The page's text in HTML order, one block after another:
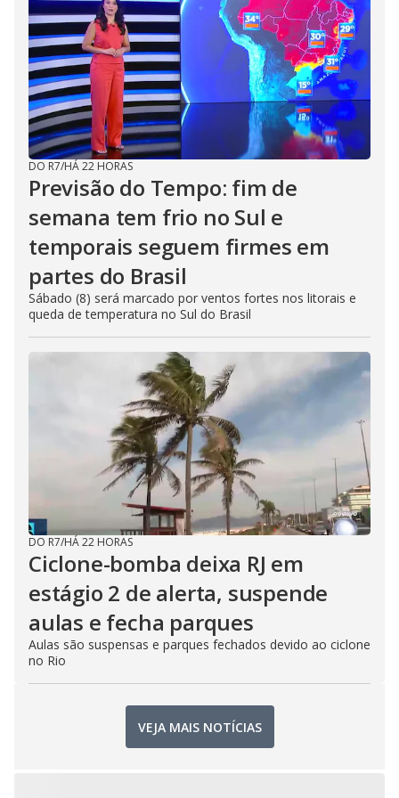
DO R7/HÁ 22 HORAS
Previsão do Tempo: fim de
semana tem frio no Sul e
temporais seguem firmes em
partes do Brasil
Sábado (8) será marcado por ventos fortes nos litorais e
queda de temperatura no Sul do Brasil
DO R7/HÁ 22 HORAS
Ciclone-bomba deixa RJ em
estágio 2 de alerta, suspende
aulas e fecha parques
Aulas são suspensas e parques fechados devido ao ciclone
no Rio
VEJA MAIS NOTÍCIAS